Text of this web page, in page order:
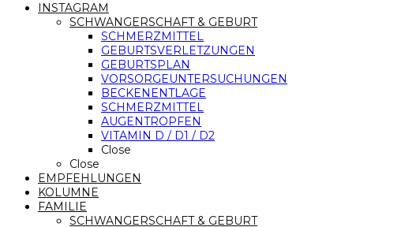
INSTAGRAM
SCHWANGERSCHAFT & GEBURT
SCHMERZMITTEL
GEBURTSVERLETZUNGEN
GEBURTSPLAN
VORSORGEUNTERSUCHUNGEN
BECKENENTLAGE
SCHMERZMITTEL
AUGENTROPFEN
VITAMIN D / D1 / D2
Close
Close
EMPFEHLUNGEN
KOLUMNE
FAMILIE
SCHWANGERSCHAFT & GEBURT